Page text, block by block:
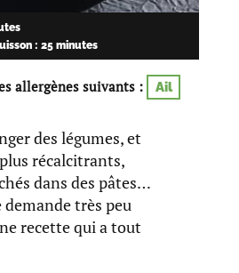
: 25 minutes
allergènes suivants : Ail
des légumes, et
récalcitrants,
dans des pâtes…
demande très peu
recette qui a tout